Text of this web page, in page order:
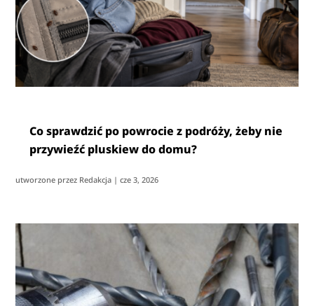
Co sprawdzić po powrocie z podróży, żeby nie
przywieźć pluskiew do domu?
utworzone przez Redakcja |cze 3, 2026